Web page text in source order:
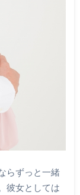
らずっと一緒
彼女としては